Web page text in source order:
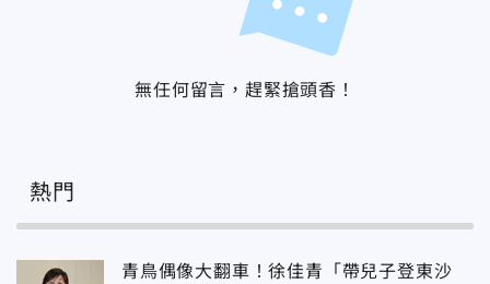
無任何留言，趕緊搶頭香！
熱門
青鳥偶像大翻車！徐佳青「帶兒子登東沙